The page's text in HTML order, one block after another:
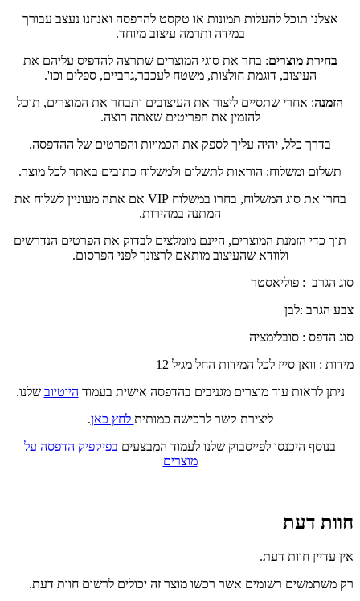
אצלנו תוכל להעלות תמונות או טקסט להדפסה ואנחנו נעצב עבורך
במידה ותרמה עיצוב מיוחד.
בחירת מוצרים: בחר את סוגי המוצרים שתרצה להדפיס עליהם את
העיצוב, דוגמת חולצות, משטח לעכבר,גרביים, ספלים וכו'.
הזמנה: אחרי שתסיים ליצור את העיצובים ותבחר את המוצרים, תוכל
להזמין את הפריטים שאתה רוצה.
בדרך כלל, יהיה עליך לספק את הכמויות והפרטים של ההדפסה.
תשלום ומשלוח: הוראות לתשלום ולמשלוח כתובים באתר לכל מוצר.
בחרו את סוג המשלוח, בחרו במשלוח VIP אם אתה מעוניין לשלוח את
המתנה במהירות.
תוך כדי הזמנת המוצרים, היינם מומלצים לבדוק את הפרטים הנדרשים
ולוודא שהעיצוב מותאם לרצונך לפני הפרסום.
סוג הגרב : פוליאסטר
צבע הגרב :לבן
סוג הדפס : סובלימציה
מידות : וואן סייז לכל המידות החל מגיל 12
ניתן לראות עוד מוצרים מגניבים בהדפסה אישית בעמוד היוטיוב שלנו.
ליצירת קשר לרכישה כמותית לחץ כאן.
בנוסף היכנסו לפייסבוק שלנו לעמוד המבצעים בפיקפיק הדפסה על
מוצרים
חוות דעת
אין עדיין חוות דעת.
רק משתמשים רשומים אשר רכשו מוצר זה יכולים לרשום חוות דעת.